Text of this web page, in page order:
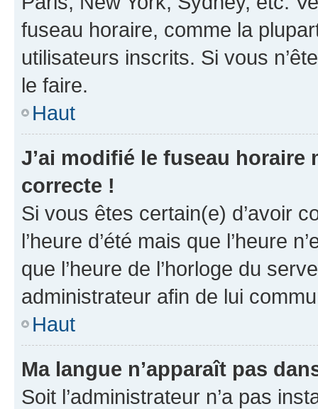
fuseau horaire, comme la
utilisateurs inscrits. Si vous
le faire.
Haut
J’ai modifié le fuseau horaire
correcte !
Si vous êtes certain(e) d’avoir
l’heure d’été mais que l’heure
que l’heure de l’horloge du
administrateur afin de lui
Haut
Ma langue n’apparaît pas
Soit l’administrateur n’a pas